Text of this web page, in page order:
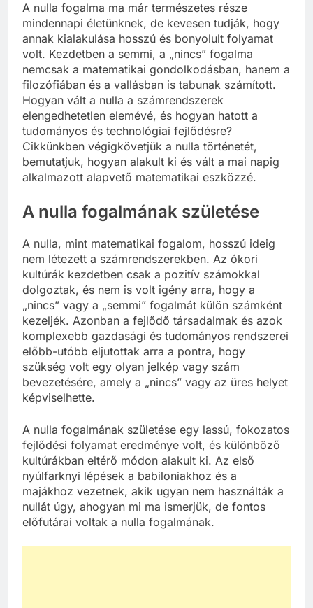
A nulla fogalma ma már természetes része
mindennapi életünknek, de kevesen tudják, hogy
annak kialakulása hosszú és bonyolult folyamat
volt. Kezdetben a semmi, a „nincs” fogalma
nemcsak a matematikai gondolkodásban, hanem a
filozófiában és a vallásban is tabunak számított.
Hogyan vált a nulla a számrendszerek
elengedhetetlen elemévé, és hogyan hatott a
tudományos és technológiai fejlődésre?
Cikkünkben végigkövetjük a nulla történetét,
bemutatjuk, hogyan alakult ki és vált a mai napig
alkalmazott alapvető matematikai eszközzé.
A nulla fogalmának születése
A nulla, mint matematikai fogalom, hosszú ideig
nem létezett a számrendszerekben. Az ókori
kultúrák kezdetben csak a pozitív számokkal
dolgoztak, és nem is volt igény arra, hogy a
„nincs” vagy a „semmi” fogalmát külön számként
kezeljék. Azonban a fejlődő társadalmak és azok
komplexebb gazdasági és tudományos rendszerei
előbb-utóbb eljutottak arra a pontra, hogy
szükség volt egy olyan jelkép vagy szám
bevezetésére, amely a „nincs” vagy az üres helyet
képviselhette.
A nulla fogalmának születése egy lassú, fokozatos
fejlődési folyamat eredménye volt, és különböző
kultúrákban eltérő módon alakult ki. Az első
nyúlfarknyi lépések a babiloniakhoz és a
majákhoz vezetnek, akik ugyan nem használták a
nullát úgy, ahogyan mi ma ismerjük, de fontos
előfutárai voltak a nulla fogalmának.